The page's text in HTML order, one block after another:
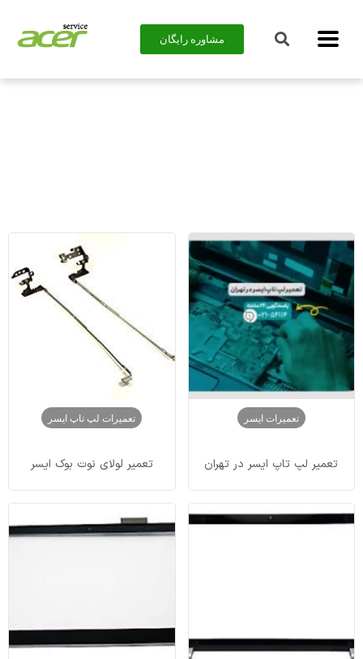
مشاوره رایگان
تعمیرات ایسر
تعمیر لپ تاپ ایسر در تهران
تعمیرات لپ تاپ ایسر
تعمیر لولای نوت بوک ایسر